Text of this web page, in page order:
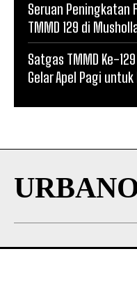
Seruan Peningkatan
TMMD 129 di
Satgas TMMD Ke-
Gelar Apel Pagi